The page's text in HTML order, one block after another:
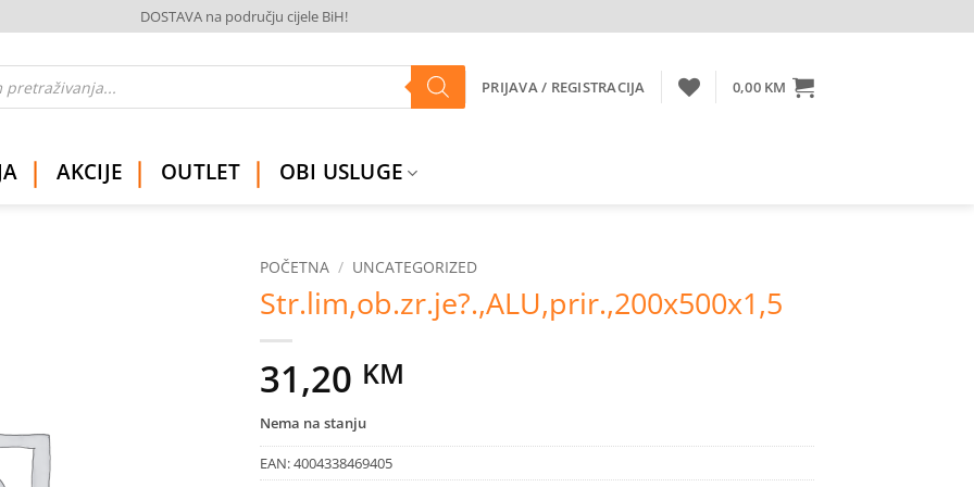
DOSTAVA na području cijele BiH!
PRIJAVA / REGISTRACIJA 0,00 KM
AKCIJE OUTLET OBI USLUGE
POČETNA / UNCATEGORIZED
Str.lim,ob.zr.je?.,ALU,prir.,200x500x1,5
31,20 KM
Nema na stanju
EAN:4004338469405